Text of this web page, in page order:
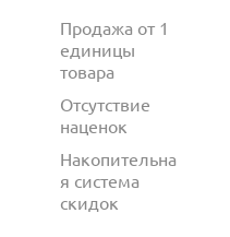
Продажа от 1
единицы
товара
Отсутствие
наценок
Накопительна
я система
скидок